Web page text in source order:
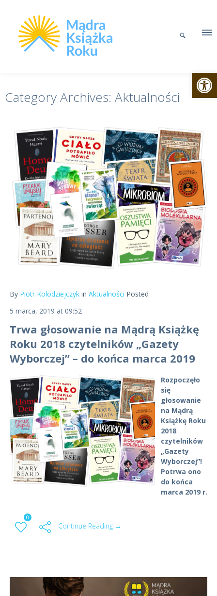
Otwórz
Category Archives: Aktualności
By Piotr Kolodziejczyk in Aktualności Posted
5 marca, 2019 at 09:52
Trwa głosowanie na Mądrą Książkę
Roku 2018 czytelników „Gazety
Wyborczej” – do końca marca 2019
Rozpoczęło
się
głosowanie
na Mądrą
Książkę Roku
2018
czytelników
„Gazety
Wyborczej”!
Potrwa ono
do końca
marca 2019 r.
0
Continue Reading →